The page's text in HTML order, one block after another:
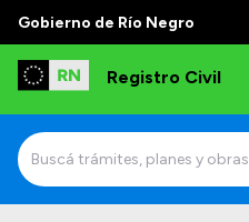
Gobierno de Río Negro
Registro Civil